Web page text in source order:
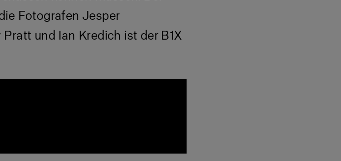
Fotografen Jesper
und Ian Kredich ist der B1X